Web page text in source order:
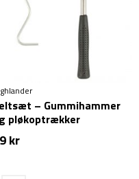
– Gummihammer
pløkoptrækker
kr